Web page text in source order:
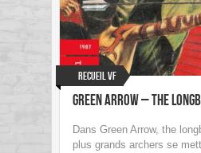
Recueil VF
Green Arrow – The
Dans Green Arrow, the
plus grands archers se